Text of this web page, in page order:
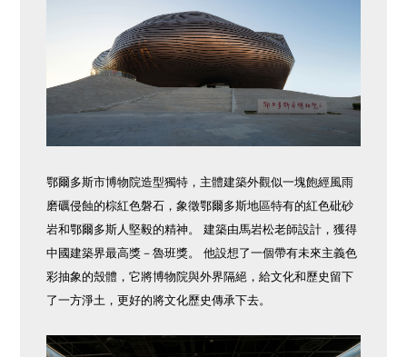
鄂爾多斯市博物院造型獨特，主體建築外觀似一塊飽經風雨
磨礪侵蝕的棕紅色磐石，象徵鄂爾多斯地區特有的紅色砒砂
岩和鄂爾多斯人堅毅的精神。 建築由馬岩松老師設計，獲得
中國建築界最高獎－魯班獎。 他設想了一個帶有未來主義色
彩抽象的殼體，它將博物院與外界隔絕，給文化和歷史留下
了一方淨土，更好的將文化歷史傳承下去。